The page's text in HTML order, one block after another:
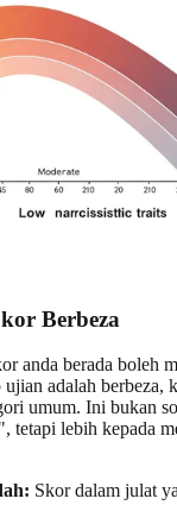
Berbeza
anda berada boleh
adalah berbeza,
umum. Ini bukan
tetapi lebih kepada
Skor dalam julat